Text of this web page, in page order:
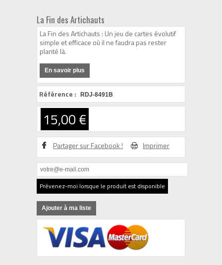
La Fin des Artichauts
La Fin des Artichauts : Un jeu de cartes évolutif
simple et efficace où il ne faudra pas rester
planté là.
En savoir plus
Référence : RDJ-8491B
15,00 €
Partager sur Facebook ! Imprimer
Prévenez-moi lorsque le produit est disponible
Ajouter à ma liste